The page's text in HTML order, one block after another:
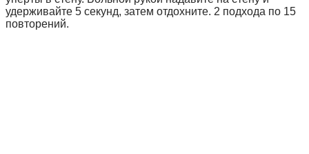
удерживайте 5 секунд, затем отдохните. 2 подхода по 15
повторений.